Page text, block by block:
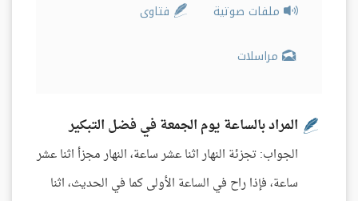
ملفات صوتية فتاوى
مراسلات
المراد بالساعة يوم الجمعة في فضل التبكير
الجواب: تجزئة النهار اثنا عشر ساعة، النهار مجزأ اثنا عشر
ساعة، فإذا راح في الساعة الأولى كما في الحديث، اثنا